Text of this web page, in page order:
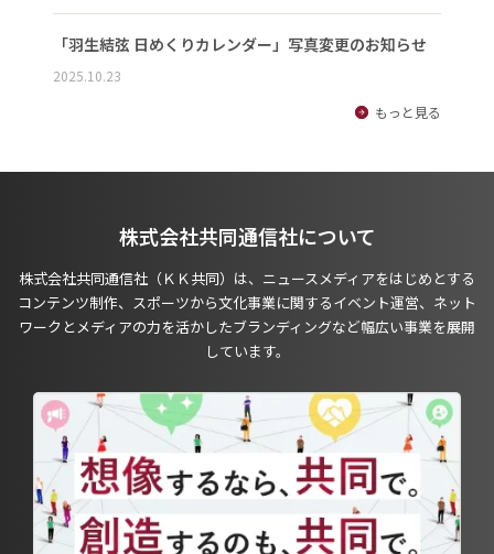
「羽生結弦 日めくりカレンダー」写真変更のお知らせ
2025.10.23
もっと見る
株式会社共同通信社について
株式会社共同通信社（ＫＫ共同）は、ニュースメディアをはじめとする
コンテンツ制作、スポーツから文化事業に関するイベント運営、ネット
ワークとメディアの力を活かしたブランディングなど幅広い事業を展開
しています。